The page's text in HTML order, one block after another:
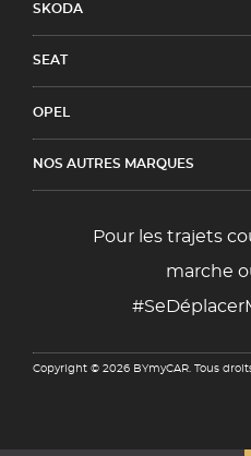
SKODA
SEAT
OPEL
NOS AUTRES MARQUES
Pour les trajets
marche
Copyright © 2026 BYmyCAR. Tous